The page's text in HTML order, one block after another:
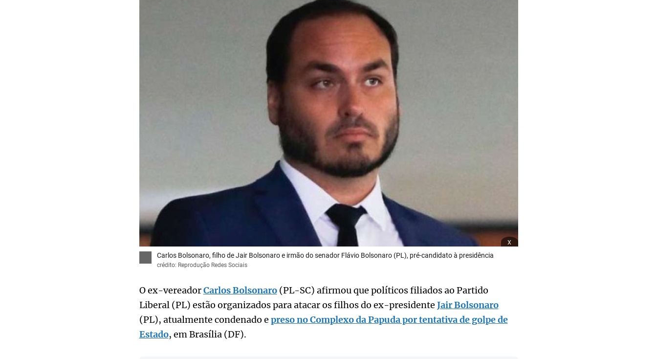
x
Carlos Bolsonaro, filho de Jair Bolsonaro e irmão do senador Flávio Bolsonaro (PL), pré-candidato à presidência
crédito: Reprodução Redes Sociais
O ex-vereadorCarlos Bolsonaro(PL-SC) afirmou que políticos filiados ao Partido
Liberal (PL) estão organizados para atacar os filhos do ex-presidente Jair Bolsonaro
(PL), atualmente condenado e preso no Complexo da Papuda por tentativa de golpe de
Estado, em Brasília (DF).